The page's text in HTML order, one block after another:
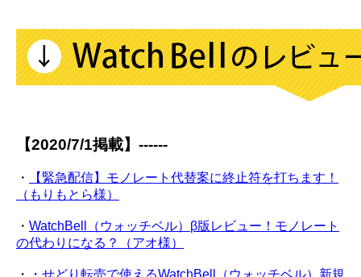
【2020/7/1掲載】------
・
【緊急配信】モノレート代替案に終止符を打ちます！
（もりもとら様）
・ WatchBell（ウォッチベル）β版レビュー！モノレート
の代わりになる？（アオ様）